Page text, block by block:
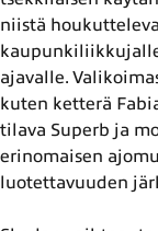
niistä
ajavalle.
kuten ketterä
tilava Superb ja
erinomaisen
luotettavuuden